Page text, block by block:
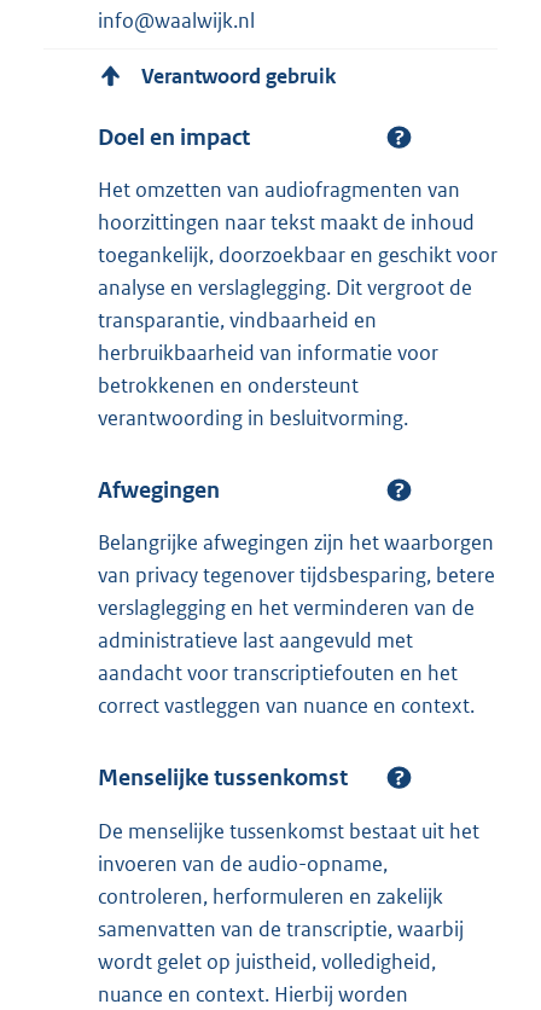
info@waalwijk.nl
Verantwoord gebruik
Doel en impact
Het omzetten van audiofragmenten van
hoorzittingen naar tekst maakt de inhoud
toegankelijk, doorzoekbaar en geschikt voor
analyse en verslaglegging. Dit vergroot de
transparantie, vindbaarheid en
herbruikbaarheid van informatie voor
betrokkenen en ondersteunt
verantwoording in besluitvorming.
Afwegingen
Belangrijke afwegingen zijn het waarborgen
van privacy tegenover tijdsbesparing, betere
verslaglegging en het verminderen van de
administratieve last aangevuld met
aandacht voor transcriptiefouten en het
correct vastleggen van nuance en context.
Menselijke tussenkomst
De menselijke tussenkomst bestaat uit het
invoeren van de audio-opname,
controleren, herformuleren en zakelijk
samenvatten van de transcriptie, waarbij
wordt gelet op juistheid, volledigheid,
nuance en context. Hierbij worden